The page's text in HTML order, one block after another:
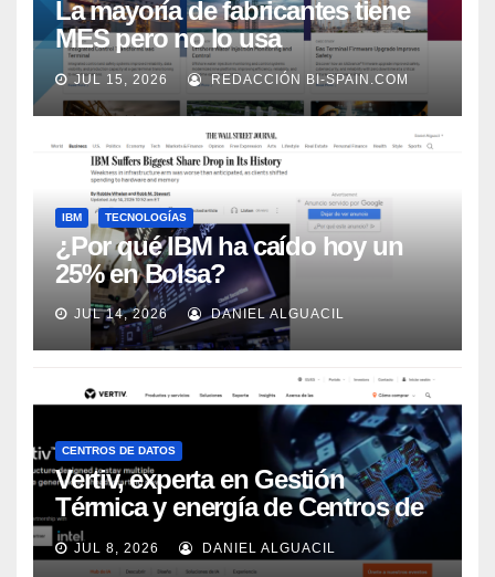
La mayoría de fabricantes tiene
MES pero no lo usa
adecuadamente, según Rockwell
Automation
JUL 15, 2026 REDACCIÓN BI-SPAIN.COM
IBM TECNOLOGÍAS
¿Por qué IBM ha caído hoy un
25% en Bolsa?
JUL 14, 2026 DANIEL ALGUACIL
CENTROS DE DATOS
Vertiv, experta en Gestión
Térmica y energía de Centros de
Datos, sigue su crecimiento
imparable
JUL 8, 2026 DANIEL ALGUACIL